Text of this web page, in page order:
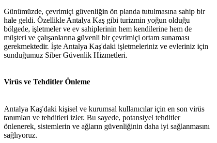
Günümüzde, çevrimiçi güvenliğin ön planda tutulmasına sahip bir
hale geldi. Özellikle Antalya Kaş gibi turizmin yoğun olduğu
bölgede, işletmeler ve ev sahiplerinin hem kendilerine hem de
müşteri ve çalışanlarına güvenli bir çevrimiçi ortam sunaması
gerekmektedir. İşte Antalya Kaş'daki işletmeleriniz ve evleriniz için
sunduğumuz Siber Güvenlik Hizmetleri.
Virüs ve Tehditler Önleme
Antalya Kaş'daki kişisel ve kurumsal kullanıcılar için en son virüs
tanımları ve tehditleri izler. Bu sayede, potansiyel tehditler
önlenerek, sistemlerin ve ağların güvenliğinin daha iyi sağlanmasını
sağlıyoruz.